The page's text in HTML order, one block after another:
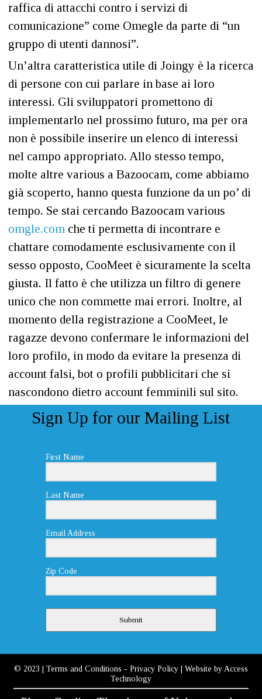
raffica di attacchi contro i servizi di
comunicazione” come Omegle da parte di “un
gruppo di utenti dannosi”.
Un’altra caratteristica utile di Joingy è la ricerca
di persone con cui parlare in base ai loro
interessi. Gli sviluppatori promettono di
implementarlo nel prossimo futuro, ma per ora
non è possibile inserire un elenco di interessi
nel campo appropriato. Allo stesso tempo,
molte altre various a Bazoocam, come abbiamo
già scoperto, hanno questa funzione da un po’ di
tempo. Se stai cercando Bazoocam various
omgle.com che ti permetta di incontrare e
chattare comodamente esclusivamente con il
sesso opposto, CooMeet è sicuramente la scelta
giusta. Il fatto è che utilizza un filtro di genere
unico che non commette mai errori. Inoltre, al
momento della registrazione a CooMeet, le
ragazze devono confermare le informazioni del
loro profilo, in modo da evitare la presenza di
account falsi, bot o profili pubblicitari che si
nascondono dietro account femminili sul sito.
Sign Up for our Mailing List
First Name
Last Name
Email Address
Zip Code
Submit
© 2023 Terms and Conditions - Privacy Policy | Website by Access
Technology